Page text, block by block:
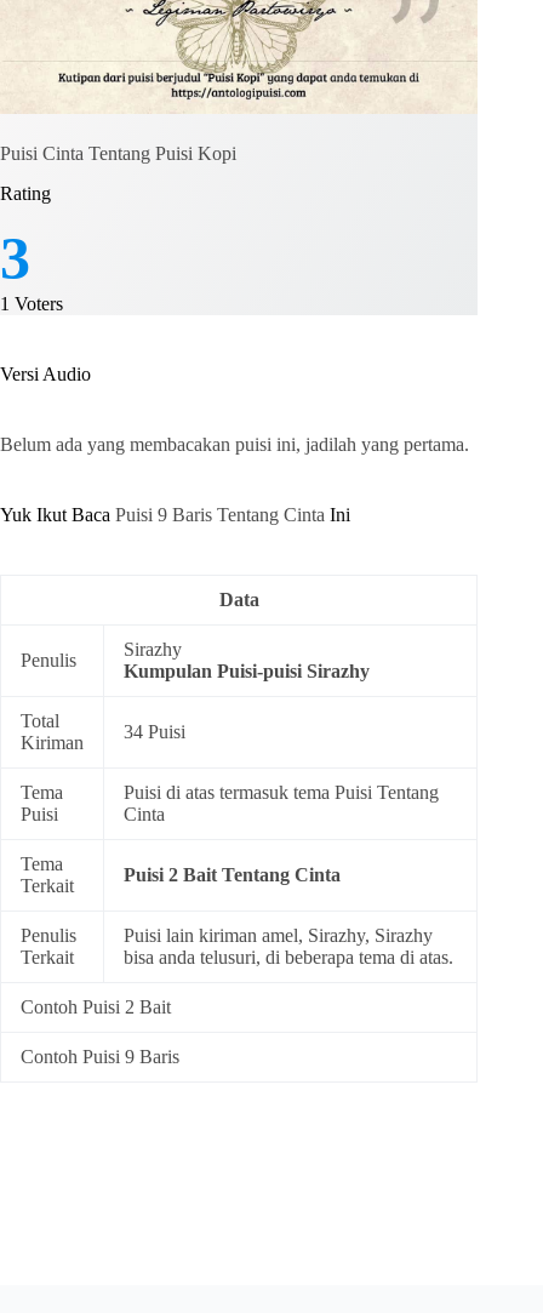
Puisi Cinta Tentang Puisi Kopi
Rating
3
1 Voters
Versi Audio
Belum ada yang membacakan puisi ini, jadilah yang pertama.
Yuk Ikut Baca Puisi 9 Baris Tentang Cinta Ini
Data
Penulis
Sirazhy
Kumpulan Puisi-puisi Sirazhy
Total
Kiriman
34 Puisi
Tema
Puisi
Puisi di atas termasuk tema Puisi Tentang
Cinta
Tema
Terkait
Puisi 2 Bait Tentang Cinta
Penulis
Terkait
Puisi lain kiriman amel, Sirazhy, Sirazhy
bisa anda telusuri, di beberapa tema di atas.
Contoh Puisi 2 Bait
Contoh Puisi 9 Baris